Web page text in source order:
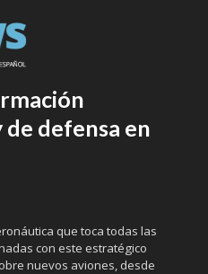
de defensa en
que toca todas las
con este estratégico
nuevos aviones, desde